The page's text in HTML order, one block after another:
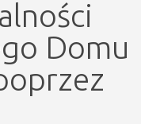
Domu